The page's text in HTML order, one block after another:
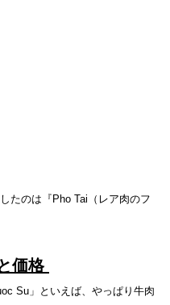
たのは『Pho Tai（レア肉のフ
価格
Su」といえば、やっぱり牛肉